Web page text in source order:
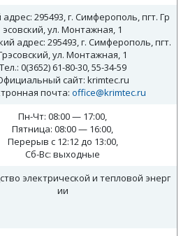
295493, г. Симферополь, пгт. Гр
эсовский, ул. Монтажная, 1
адрес: 295493, г. Симферополь, пгт.
ул. Монтажная, 1
Тел.: 0(3652) 61-80-30, 55-34-59
сайт: krimtec.ru
почта: office@krimtec.ru
Пн-Чт: 08:00 — 17:00,
Пятница: 08:00 — 16:00,
Перерыв с 12:12 до 13:00,
Сб-Вс: выходные
электрической и тепловой энерг
ии